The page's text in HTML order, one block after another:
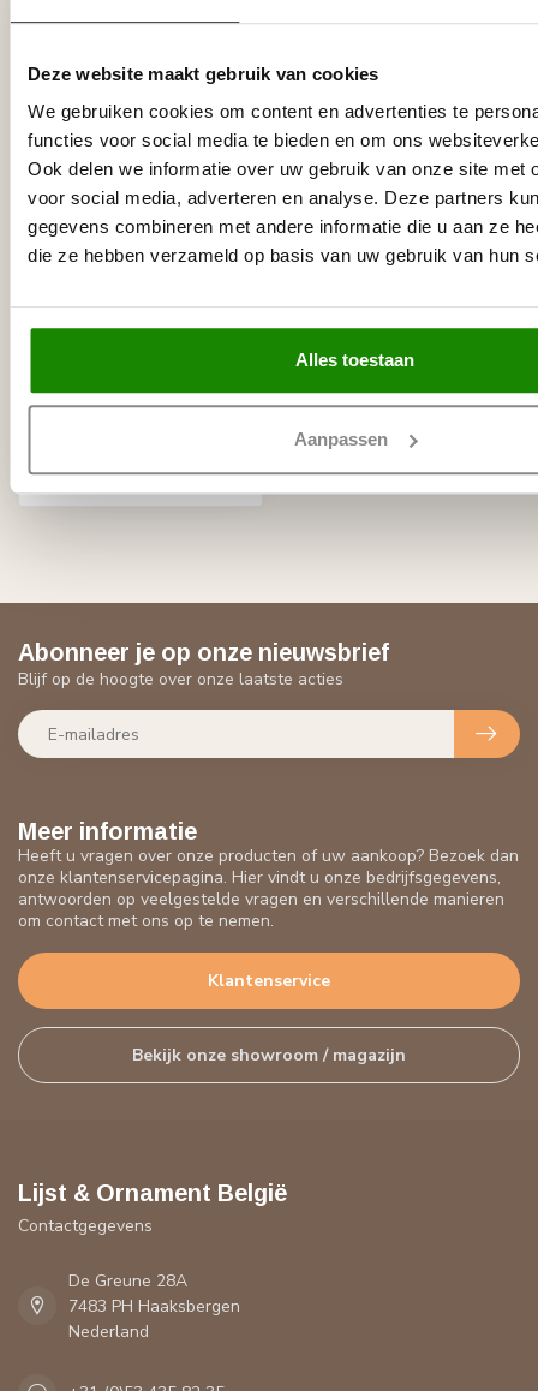
Deze website maakt gebruik van cookies
We gebruiken cookies om content en advertenties te
functies voor social media te bieden en om ons
Ook delen we informatie over uw gebruik van onze site met
voor social media, adverteren en analyse. Deze partners
gegevens combineren met andere informatie die u aan ze
die ze hebben verzameld op basis van uw gebruik van hun
Alles toestaan
Aanpassen
VIDELLA
eindkapje, afdeklijst
Meer informatie
Heeft u vragen over onze producten of uw aankoop? Bezoek dan
onze klantenservicepagina. Hier vindt u onze bedrijfsgegevens,
antwoorden op veelgestelde vragen en verschillende manieren
om contact met ons op te nemen.
Klantenservice
Bekijk onze showroom / magazijn
Abonneer je op onze nieuwsbrief
Blijf op de hoogte over onze laatste acties
Lijst & Ornament België
Contactgegevens
De Greune 28A
7483 PH Haaksbergen
Nederland